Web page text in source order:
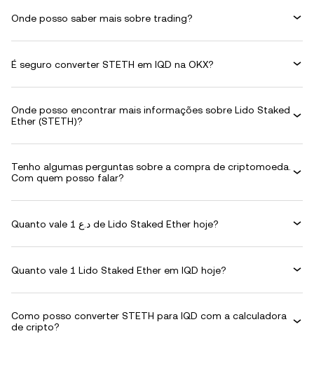
Onde posso saber mais sobre trading?
É seguro converter STETH em IQD na OKX?
Onde posso encontrar mais informações sobre Lido Staked
Ether (STETH)?
Tenho algumas perguntas sobre a compra de criptomoeda.
Com quem posso falar?
Quanto vale 1 د.ع de Lido Staked Ether hoje?
Quanto vale 1 Lido Staked Ether em IQD hoje?
Como posso converter STETH para IQD com a calculadora
de cripto?